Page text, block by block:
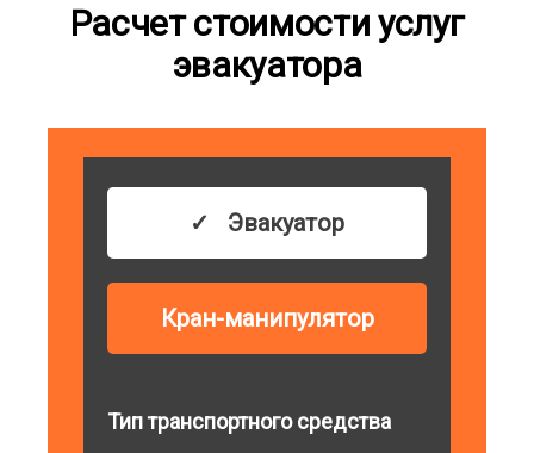
Расчет стоимости услуг
эвакуатора
Эвакуатор
Кран-манипулятор
Тип транспортного средства